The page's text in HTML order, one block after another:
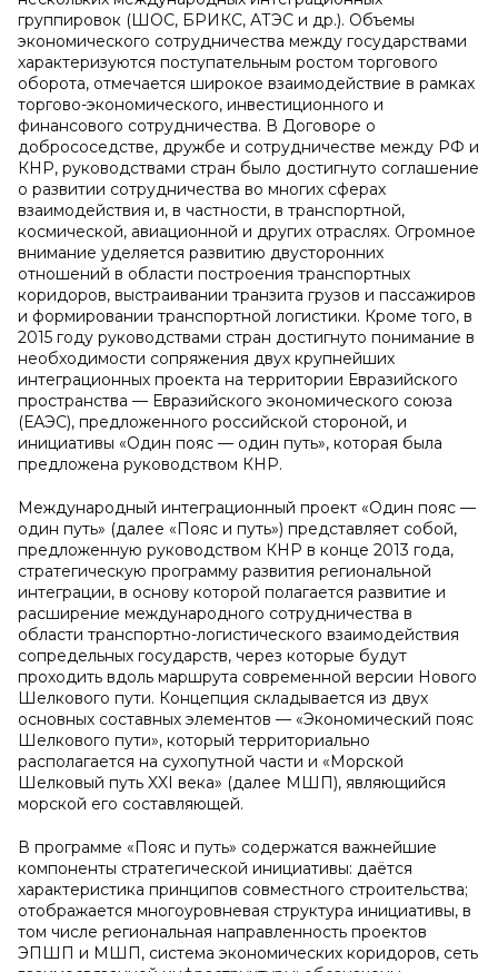
группировок (ШОС, БРИКС, АТЭС и др.). Объемы
экономического сотрудничества между государствами
характеризуются поступательным ростом торгового
оборота, отмечается широкое взаимодействие в рамках
торгово-экономического, инвестиционного и
финансового сотрудничества. В Договоре о
добрососедстве, дружбе и сотрудничестве между РФ и
КНР, руководствами стран было достигнуто соглашение
о развитии сотрудничества во многих сферах
взаимодействия и, в частности, в транспортной,
космической, авиационной и других отраслях. Огромное
внимание уделяется развитию двусторонних
отношений в области построения транспортных
коридоров, выстраивании транзита грузов и пассажиров
и формировании транспортной логистики. Кроме того, в
2015 году руководствами стран достигнуто понимание в
необходимости сопряжения двух крупнейших
интеграционных проекта на территории Евразийского
пространства — Евразийского экономического союза
(ЕАЭС), предложенного российской стороной, и
инициативы «Один пояс — один путь», которая была
предложена руководством КНР.
Международный интеграционный проект «Один пояс —
один путь» (далее «Пояс и путь») представляет собой,
предложенную руководством КНР в конце 2013 года,
стратегическую программу развития региональной
интеграции, в основу которой полагается развитие и
расширение международного сотрудничества в
области транспортно-логистического взаимодействия
сопредельных государств, через которые будут
проходить вдоль маршрута современной версии Нового
Шелкового пути. Концепция складывается из двух
основных составных элементов — «Экономический пояс
Шелкового пути», который территориально
располагается на сухопутной части и «Морской
Шелковый путь XXI века» (далее МШП), являющийся
морской его составляющей.
В программе «Пояс и путь» содержатся важнейшие
компоненты стратегической инициативы: даётся
характеристика принципов совместного строительства;
отображается многоуровневая структура инициативы, в
том числе региональная направленность проектов
ЭПШП и МШП, система экономических коридоров, сеть